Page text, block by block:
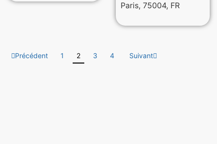
Paris, 75004, FR
Précédent 1 2 3 4 Suivant